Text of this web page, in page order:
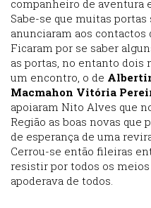
companheiro de aventura
Sabe-se que muitas
anunciaram aos contactos
Ficaram por se saber
as portas, no entanto dois
um encontro, o de
Macmahon Vitória
apoiaram Nito Alves que
Região as boas novas que
de esperança de uma
Cerrou-se então fileiras
resistir por todos os
apoderava de todos.